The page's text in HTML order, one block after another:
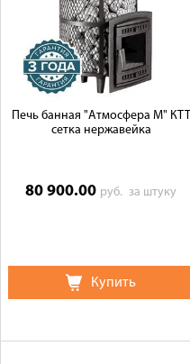
Печь банная "Атмосфера М" КТТ
сетка нержавейка
80 900.00 руб.за штуку
Купить